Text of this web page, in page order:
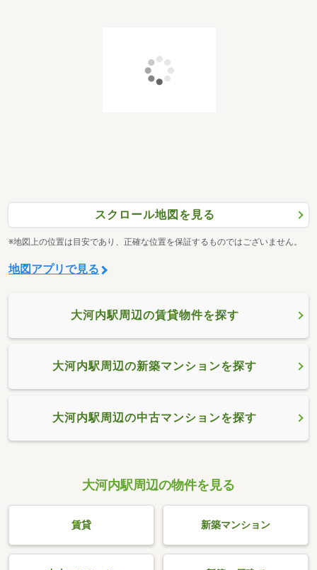
スクロール地図を見る
※地図上の位置は目安であり、正確な位置を保証するものではございません。
地図アプリで見る
大河内駅周辺の賃貸物件を探す
大河内駅周辺の新築マンションを探す
大河内駅周辺の中古マンションを探す
大河内駅周辺の物件を見る
賃貸 新築マンション